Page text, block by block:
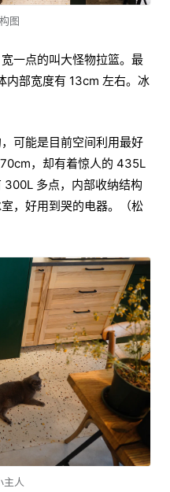
图
一点的叫大怪物拉篮。最
内部宽度有 13cm 左右。冰
可能是目前空间利用最好
，却有着惊人的 435L
300L 多点，内部收纳结构
，好用到哭的电器。（松
主人